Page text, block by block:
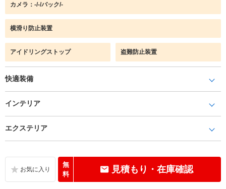
カメラ：-/-/バック/-
横滑り防止装置
アイドリングストップ 盗難防止装置
快適装備
インテリア
エクステリア
無
料
見積もり・在庫確認